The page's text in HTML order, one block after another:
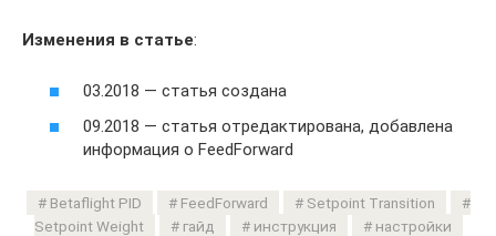
Изменения в статье:
03.2018 — статья создана
09.2018 — статья отредактирована, добавлена
информация о FeedForward
Betaflight PID FeedForward
Setpoint Transition
Setpoint Weight
гайд инструкция настройки